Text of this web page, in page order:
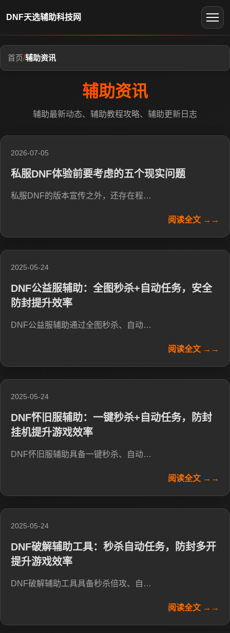
DNF天选辅助科技网
首页/辅助资讯
辅助资讯
辅助最新动态、辅助教程攻略、辅助更新日志
2026-07-05
私服DNF体验前要考虑的五个现实问题
私服DNF的版本宣传之外，还存在程…
阅读全文 →→
2025-05-24
DNF公益服辅助：全图秒杀+自动任务，安全
防封提升效率
DNF公益服辅助通过全图秒杀、自动…
阅读全文 →→
2025-05-24
DNF怀旧服辅助：一键秒杀+自动任务，防封
挂机提升游戏效率
DNF怀旧服辅助具备一键秒杀、自动…
阅读全文 →→
2025-05-24
DNF破解辅助工具：秒杀自动任务，防封多开
提升游戏效率
DNF破解辅助工具具备秒杀倍攻、自…
阅读全文 →→